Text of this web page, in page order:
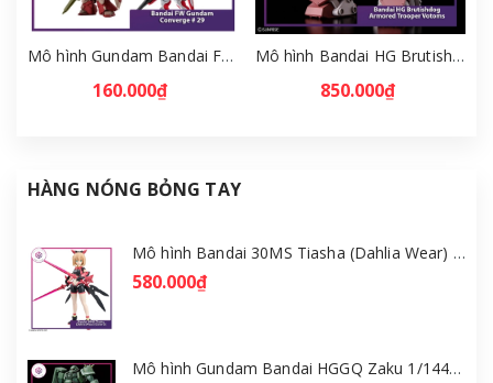
Mô hình Gundam Bandai FW Gundam Converge # 29 Full Set [GDB] [FCH]
160.000₫
Mô hình Bandai HG Brutishdog - Armored Trooper Votoms [GDB] [BHG]
850.000₫
HÀNG NÓNG BỎNG TAY
Mô hình Bandai 30MS Tiasha (Dahlia Wear) [Color B] [GDB] [30MS]
580.000₫
Mô hình Gundam Bandai HGGQ Zaku 1/144 – MSG GQuuuuuuX [GDB] [BHG]